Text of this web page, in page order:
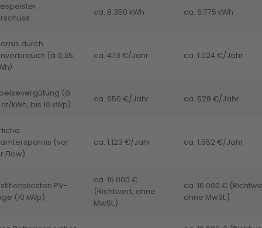
ca. 8.350 kWh ca. 6.775 kWh
durch
(à 0,35
ca. 473 €/Jahr ca. 1.024 €/Jahr
(à
ct/kWh, bis 10 kWp)
ca. 650 €/Jahr ca. 528 €/Jahr
(vor
Flow)
ca. 1.123 €/Jahr ca. 1.552 €/Jahr
PV-
(10 kWp)
ca. 16.000 €
(Richtwert, ohne
MwSt.)
ca. 16.000 €
ohne MwSt.)